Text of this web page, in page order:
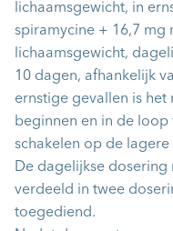
lichaamsgewicht, in
spiramycine + 16,7 mg
lichaamsgewicht,
10 dagen, afhankelijk
ernstige gevallen is
beginnen en in de
schakelen op de lagere
De dagelijkse
verdeeld in twee
toegediend.